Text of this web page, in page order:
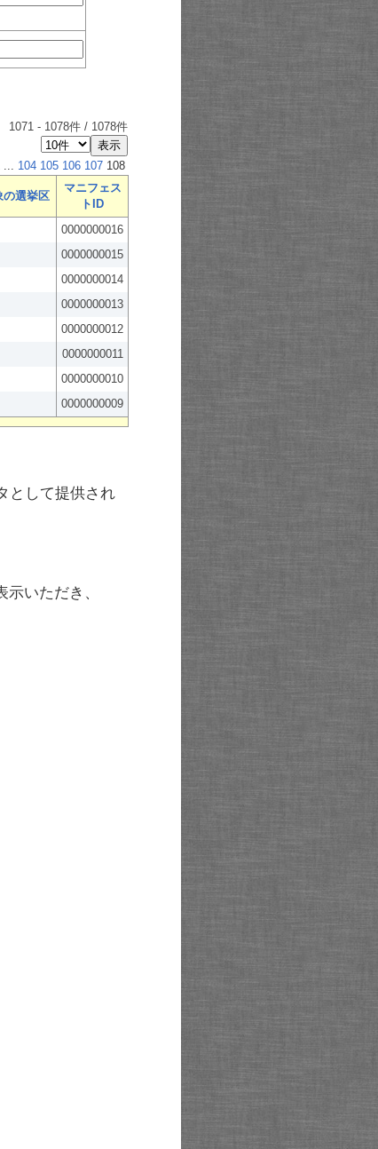
1071 - 1078件 / 1078件
... 104 105 106 107 108
の選挙区
マニフェス
トID
0000000016
0000000015
0000000014
0000000013
0000000012
0000000011
0000000010
0000000009
として提供され
いただき、